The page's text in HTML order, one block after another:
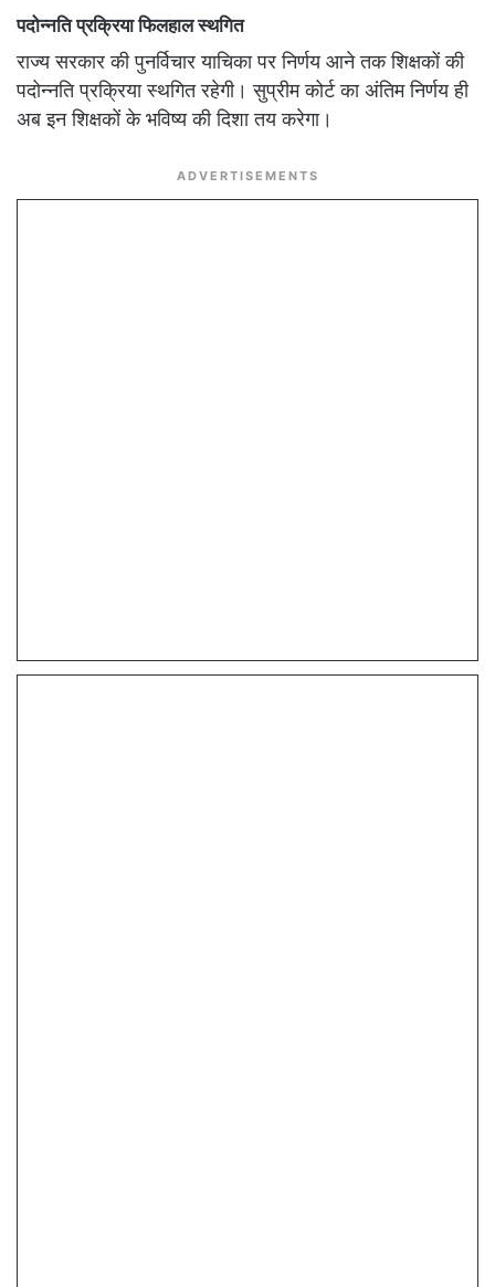
पदोन्नति प्रक्रिया फिलहाल स्थगित
राज्य सरकार की पुनर्विचार याचिका पर निर्णय आने तक शिक्षकों की
पदोन्नति प्रक्रिया स्थगित रहेगी। सुप्रीम कोर्ट का अंतिम निर्णय ही
अब इन शिक्षकों के भविष्य की दिशा तय करेगा।
ADVERTISEMENTS